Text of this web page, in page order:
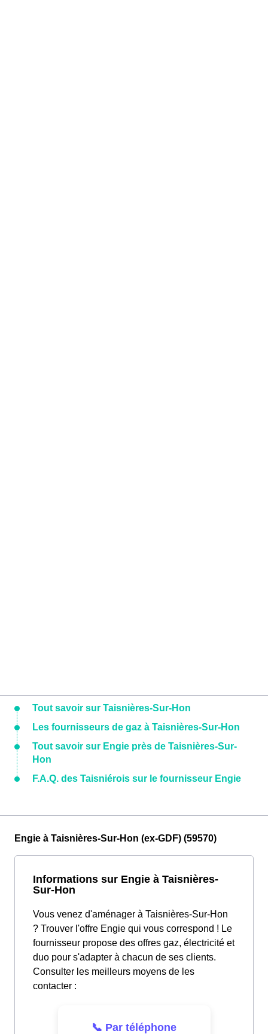
Tout savoir sur Taisnières-Sur-Hon
Les fournisseurs de gaz à Taisnières-Sur-Hon
Tout savoir sur Engie près de Taisnières-Sur-
Hon
F.A.Q. des Taisniérois sur le fournisseur Engie
Engie à Taisnières-Sur-Hon (ex-GDF) (59570)
Informations sur Engie à Taisnières-
Sur-Hon
Vous venez d'aménager à Taisnières-Sur-Hon
? Trouver l'offre Engie qui vous correspond ! Le
fournisseur propose des offres gaz, électricité et
duo pour s'adapter à chacun de ses clients.
Consulter les meilleurs moyens de les
contacter :
📞 Par téléphone